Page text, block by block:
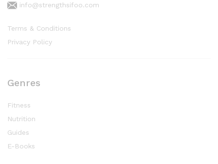
info@strengthsifoo.com
Terms & Conditions
Privacy Policy
Genres
Fitness
Nutrition
Guides
E-Books